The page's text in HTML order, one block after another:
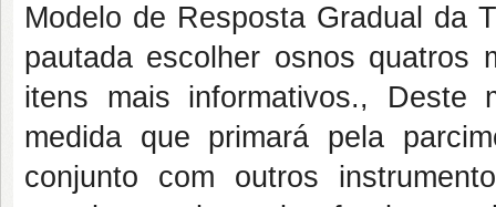
Modelo de Resposta Gradual da
pautada escolher osnos quatros
itens mais informativos., Deste
medida que primará pela
conjunto com outros